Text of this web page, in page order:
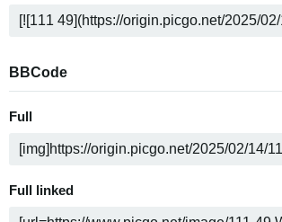
BBCode
Full
Full linked